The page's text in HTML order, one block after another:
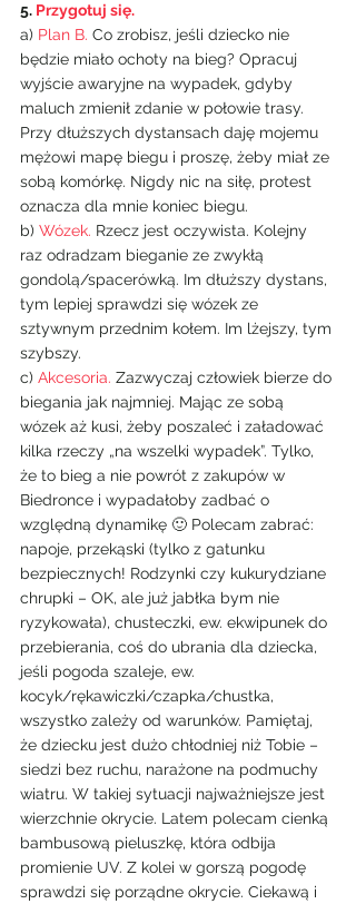
5. Przygotuj się.
a) Plan B. Co zrobisz, jeśli dziecko nie
będzie miało ochoty na bieg? Opracuj
wyjście awaryjne na wypadek, gdyby
maluch zmienił zdanie w połowie trasy.
Przy dłuższych dystansach daję mojemu
mężowi mapę biegu i proszę, żeby miał ze
sobą komórkę. Nigdy nic na siłę, protest
oznacza dla mnie koniec biegu.
b) Wózek. Rzecz jest oczywista. Kolejny
raz odradzam bieganie ze zwykłą
gondolą/spacerówką. Im dłuższy dystans,
tym lepiej sprawdzi się wózek ze
sztywnym przednim kołem. Im lżejszy, tym
szybszy.
c) Akcesoria. Zazwyczaj człowiek bierze do
biegania jak najmniej. Mając ze sobą
wózek aż kusi, żeby poszaleć i załadować
kilka rzeczy „na wszelki wypadek”. Tylko,
że to bieg a nie powrót z zakupów w
Biedronce i wypadałoby zadbać o
względną dynamikę 🙂 Polecam zabrać:
napoje, przekąski (tylko z gatunku
bezpiecznych! Rodzynki czy kukurydziane
chrupki – OK, ale już jabłka bym nie
ryzykowała), chusteczki, ew. ekwipunek do
przebierania, coś do ubrania dla dziecka,
jeśli pogoda szaleje, ew.
kocyk/rękawiczki/czapka/chustka,
wszystko zależy od warunków. Pamiętaj,
że dziecku jest dużo chłodniej niż Tobie –
siedzi bez ruchu, narażone na podmuchy
wiatru. W takiej sytuacji najważniejsze jest
wierzchnie okrycie. Latem polecam cienką
bambusową pieluszkę, która odbija
promienie UV. Z kolei w gorszą pogodę
sprawdzi się porządne okrycie. Ciekawą i